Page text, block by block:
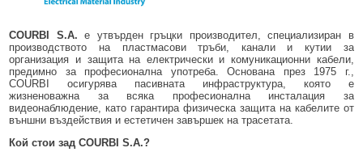
COURBI S.A. е утвърден гръцки производител, специализиран в
производството на пластмасови тръби, канали и кутии за
организация и защита на електрически и комуникационни кабели,
предимно за професионална употреба. Основана през 1975 г.,
COURBI осигурява пасивната инфраструктура, която е
жизненоважна за всяка професионална инсталация за
видеонаблюдение, като гарантира физическа защита на кабелите от
външни въздействия и естетичен завършек на трасетата.
Кой стои зад COURBI S.A.?